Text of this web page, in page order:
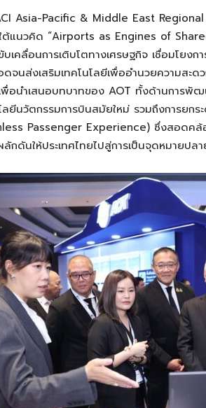
Asia-Pacific & Middle East
แนวคิด “Airports as Engines of
บเคลื่อนการเติบโตทางเศรษฐกิจ เชื่อมโย
จนส่งเสริมเทคโนโลยีเพื่ออำนวยความสะ
พื่อนำเสนอบทบาทของ AOT ทั้งด้านการพั
ยีนวัตกรรมการบินสมัยใหม่ รวมถึงการยก
Passenger Experience) ซึ่งสอดคล้
กดันให้ประเทศไทยไปสู่การเป็นจุดหมายปล